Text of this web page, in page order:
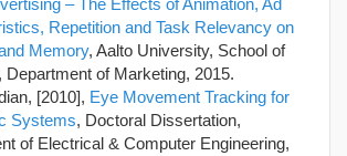
– The Effects of Animation, Ad
Repetition and Task Relevancy on
Memory, Aalto University, School of
Department of Marketing, 2015.
[2010], Eye Movement Tracking for
Systems, Doctoral Dissertation,
of Electrical & Computer Engineering,